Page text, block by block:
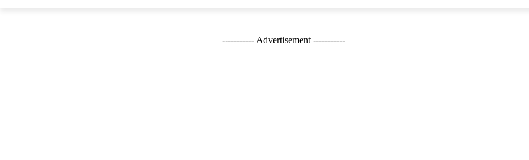
----------- Advertisement -----------